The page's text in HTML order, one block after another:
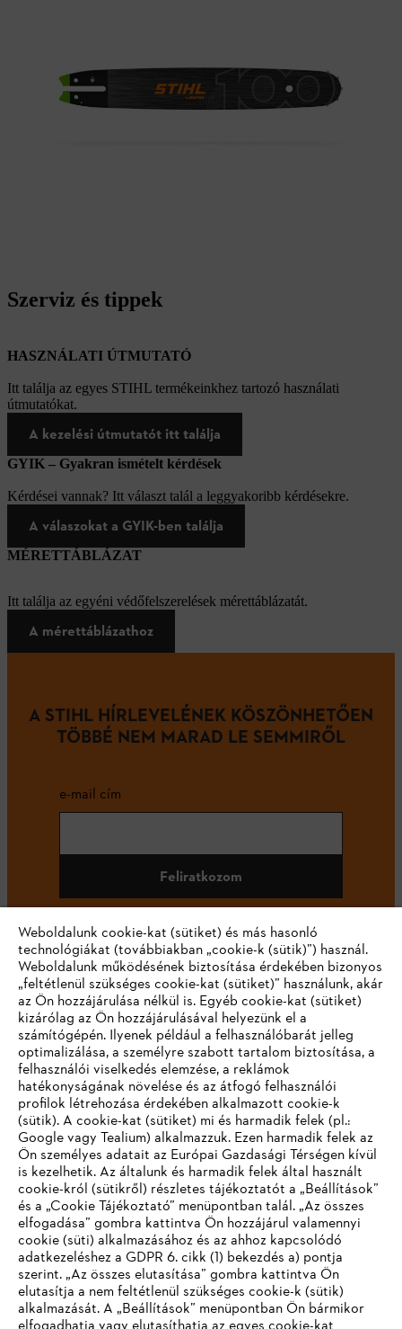
Szerviz és tippek
HASZNÁLATI ÚTMUTATÓ
Itt találja az egyes STIHL termékeinkhez tartozó használati
útmutatókat.
A kezelési útmutatót itt találja
GYIK – Gyakran ismételt kérdések
Kérdései vannak? Itt választ talál a leggyakoribb kérdésekre.
A válaszokat a GYIK-ben találja
MÉRETTÁBLÁZAT
Itt találja az egyéni védőfelszerelések mérettáblázatát.
A mérettáblázathoz
A STIHL HÍRLEVELÉNEK KÖSZÖNHETŐEN
TÖBBÉ NEM MARAD LE SEMMIRŐL
e-mail cím
Feliratkozom
#STIHL
Vállalat
STIHL GYIK
Szerviz
IHR BROWSER WIRD NICHT
UNTERSTÜTZT
Weboldalunk cookie-kat (sütiket) és más hasonló
technológiákat (továbbiakban „cookie-k (sütik)”) használ.
Weboldalunk működésének biztosítása érdekében bizonyos
„feltétlenül szükséges cookie-kat (sütiket)” használunk, akár
az Ön hozzájárulása nélkül is. Egyéb cookie-kat (sütiket)
kizárólag az Ön hozzájárulásával helyezünk el a
számítógépén. Ilyenek például a felhasználóbarát jelleg
optimalizálása, a személyre szabott tartalom biztosítása, a
felhasználói viselkedés elemzése, a reklámok
hatékonyságának növelése és az átfogó felhasználói
profilok létrehozása érdekében alkalmazott cookie-k
(sütik). A cookie-kat (sütiket) mi és harmadik felek (pl.:
Google vagy Tealium) alkalmazzuk. Ezen harmadik felek az
Ön személyes adatait az Európai Gazdasági Térségen kívül
is kezelhetik. Az általunk és harmadik felek által használt
cookie-król (sütikről) részletes tájékoztatót a „Beállítások”
és a „Cookie Tájékoztató” menüpontban talál. „Az összes
elfogadása” gombra kattintva Ön hozzájárul valamennyi
cookie (süti) alkalmazásához és az ahhoz kapcsolódó
adatkezeléshez a GDPR 6. cikk (1) bekezdés a) pontja
szerint. „Az összes elutasítása” gombra kattintva Ön
elutasítja a nem feltétlenül szükséges cookie-k (sütik)
alkalmazását. A „Beállítások” menüpontban Ön bármikor